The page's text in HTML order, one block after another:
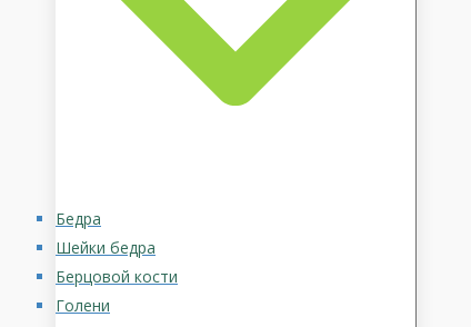
Бедра
Шейки бедра
Берцовой кости
Голени